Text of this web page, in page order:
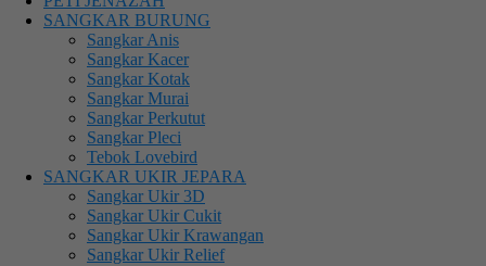
SANGKAR BURUNG
Sangkar Anis
Sangkar Kacer
Sangkar Kotak
Sangkar Murai
Sangkar Perkutut
Sangkar Pleci
Tebok Lovebird
SANGKAR UKIR JEPARA
Sangkar Ukir 3D
Sangkar Ukir Cukit
Sangkar Ukir Krawangan
Sangkar Ukir Relief